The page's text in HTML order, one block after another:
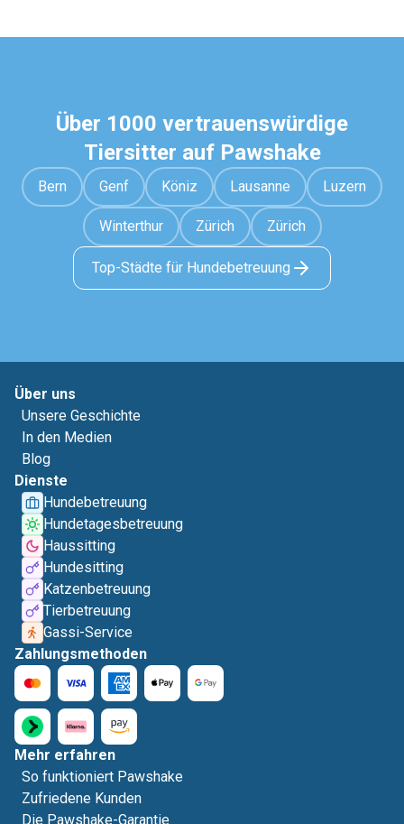
Über 1000 vertrauenswürdige
Tiersitter auf Pawshake
Bern Genf Köniz Lausanne Luzern
Winterthur Zürich Zürich
Top-Städte für Hundebetreuung
Über uns
Unsere Geschichte
In den Medien
Blog
Dienste
Hundebetreuung
Hundetagesbetreuung
Haussitting
Hundesitting
Katzenbetreuung
Tierbetreuung
Gassi-Service
Zahlungsmethoden
Mehr erfahren
So funktioniert Pawshake
Zufriedene Kunden
Die Pawshake-Garantie